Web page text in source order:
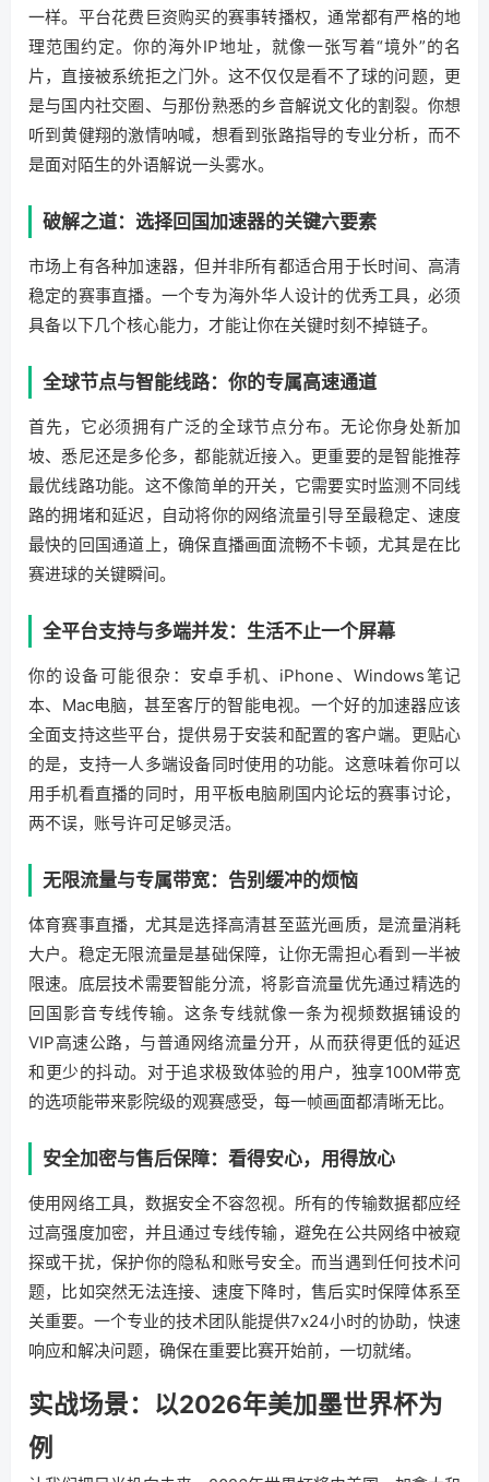
一样。平台花费巨资购买的赛事转播权，通常都有严格的地
理范围约定。你的海外IP地址，就像一张写着“境外”的名
片，直接被系统拒之门外。这不仅仅是看不了球的问题，更
是与国内社交圈、与那份熟悉的乡音解说文化的割裂。你想
听到黄健翔的激情呐喊，想看到张路指导的专业分析，而不
是面对陌生的外语解说一头雾水。
破解之道：选择回国加速器的关键六要素
市场上有各种加速器，但并非所有都适合用于长时间、高清
稳定的赛事直播。一个专为海外华人设计的优秀工具，必须
具备以下几个核心能力，才能让你在关键时刻不掉链子。
全球节点与智能线路：你的专属高速通道
首先，它必须拥有广泛的全球节点分布。无论你身处新加
坡、悉尼还是多伦多，都能就近接入。更重要的是智能推荐
最优线路功能。这不像简单的开关，它需要实时监测不同线
路的拥堵和延迟，自动将你的网络流量引导至最稳定、速度
最快的回国通道上，确保直播画面流畅不卡顿，尤其是在比
赛进球的关键瞬间。
全平台支持与多端并发：生活不止一个屏幕
你的设备可能很杂：安卓手机、iPhone、Windows笔记
本、Mac电脑，甚至客厅的智能电视。一个好的加速器应该
全面支持这些平台，提供易于安装和配置的客户端。更贴心
的是，支持一人多端设备同时使用的功能。这意味着你可以
用手机看直播的同时，用平板电脑刷国内论坛的赛事讨论，
两不误，账号许可足够灵活。
无限流量与专属带宽：告别缓冲的烦恼
体育赛事直播，尤其是选择高清甚至蓝光画质，是流量消耗
大户。稳定无限流量是基础保障，让你无需担心看到一半被
限速。底层技术需要智能分流，将影音流量优先通过精选的
回国影音专线传输。这条专线就像一条为视频数据铺设的
VIP高速公路，与普通网络流量分开，从而获得更低的延迟
和更少的抖动。对于追求极致体验的用户，独享100M带宽
的选项能带来影院级的观赛感受，每一帧画面都清晰无比。
安全加密与售后保障：看得安心，用得放心
使用网络工具，数据安全不容忽视。所有的传输数据都应经
过高强度加密，并且通过专线传输，避免在公共网络中被窥
探或干扰，保护你的隐私和账号安全。而当遇到任何技术问
题，比如突然无法连接、速度下降时，售后实时保障体系至
关重要。一个专业的技术团队能提供7x24小时的协助，快速
响应和解决问题，确保在重要比赛开始前，一切就绪。
实战场景：以2026年美加墨世界杯为
例